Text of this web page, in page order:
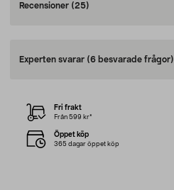
Recensioner (25)
Experten svarar (6 besvarade frågor)
Fri frakt
Från 599 kr*
Öppet köp
365 dagar öppet köp